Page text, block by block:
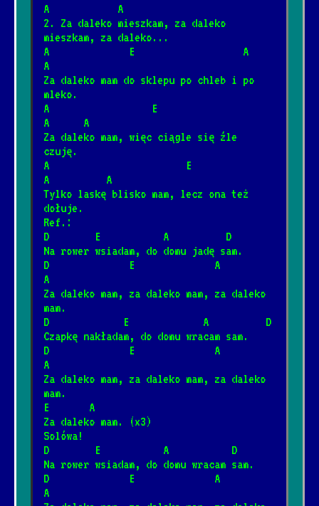
12.03.2025
Była sobie żabka mała
8.03.2026 [Fasolki]
Never Going Back Again
7.01.2026[Fleetwood Mac]
* Somewhere over the rainbow
[Israel Kamakawiwo'ole]
[Jacek Kaczmarski] 📺
4.02.2025 [Janusz Laskowski]📺
* Płonie ognisko w lesie
23.01.2025 [Kapela biesiadna]
A            A
2. Za daleko mieszkam, za daleko
mieszkam, za daleko...
A              E                   A
A
Za daleko mam do sklepu po chleb i po
mleko.
A                  E
A      A
Za daleko mam, więc ciągle się źle
czuję.
A                        E
A          A
Tylko laskę blisko mam, lecz ona też
dołuje.
Ref.:
D        E           A          D
Na rower wsiadam, do domu jadę sam.
D              E              A
A
Za daleko mam, za daleko mam, za daleko
mam.
D             E             A          D
Czapkę nakładam, do domu wracam sam.
D              E              A
A
Za daleko mam, za daleko mam, za daleko
mam.
E       A
Za daleko mam. (x3)
Solówa!
D        E           A           D
Na rower wsiadam, do domu wracam sam.
D              E              A
A